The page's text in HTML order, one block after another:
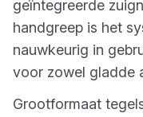
geïntegreerde
handgreep is het
nauwkeurig in
voor zowel gladde
Grootformaat